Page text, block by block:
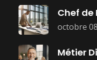
octobre
Chef de